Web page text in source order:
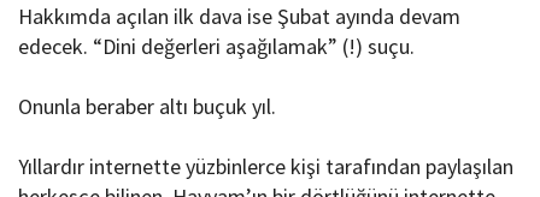
Hakkımda açılan ilk dava ise Şubat ayında devam
edecek. “Dini değerleri aşağılamak” (!) suçu.
Onunla beraber altı buçuk yıl.
Yıllardır internette yüzbinlerce kişi tarafından paylaşılan